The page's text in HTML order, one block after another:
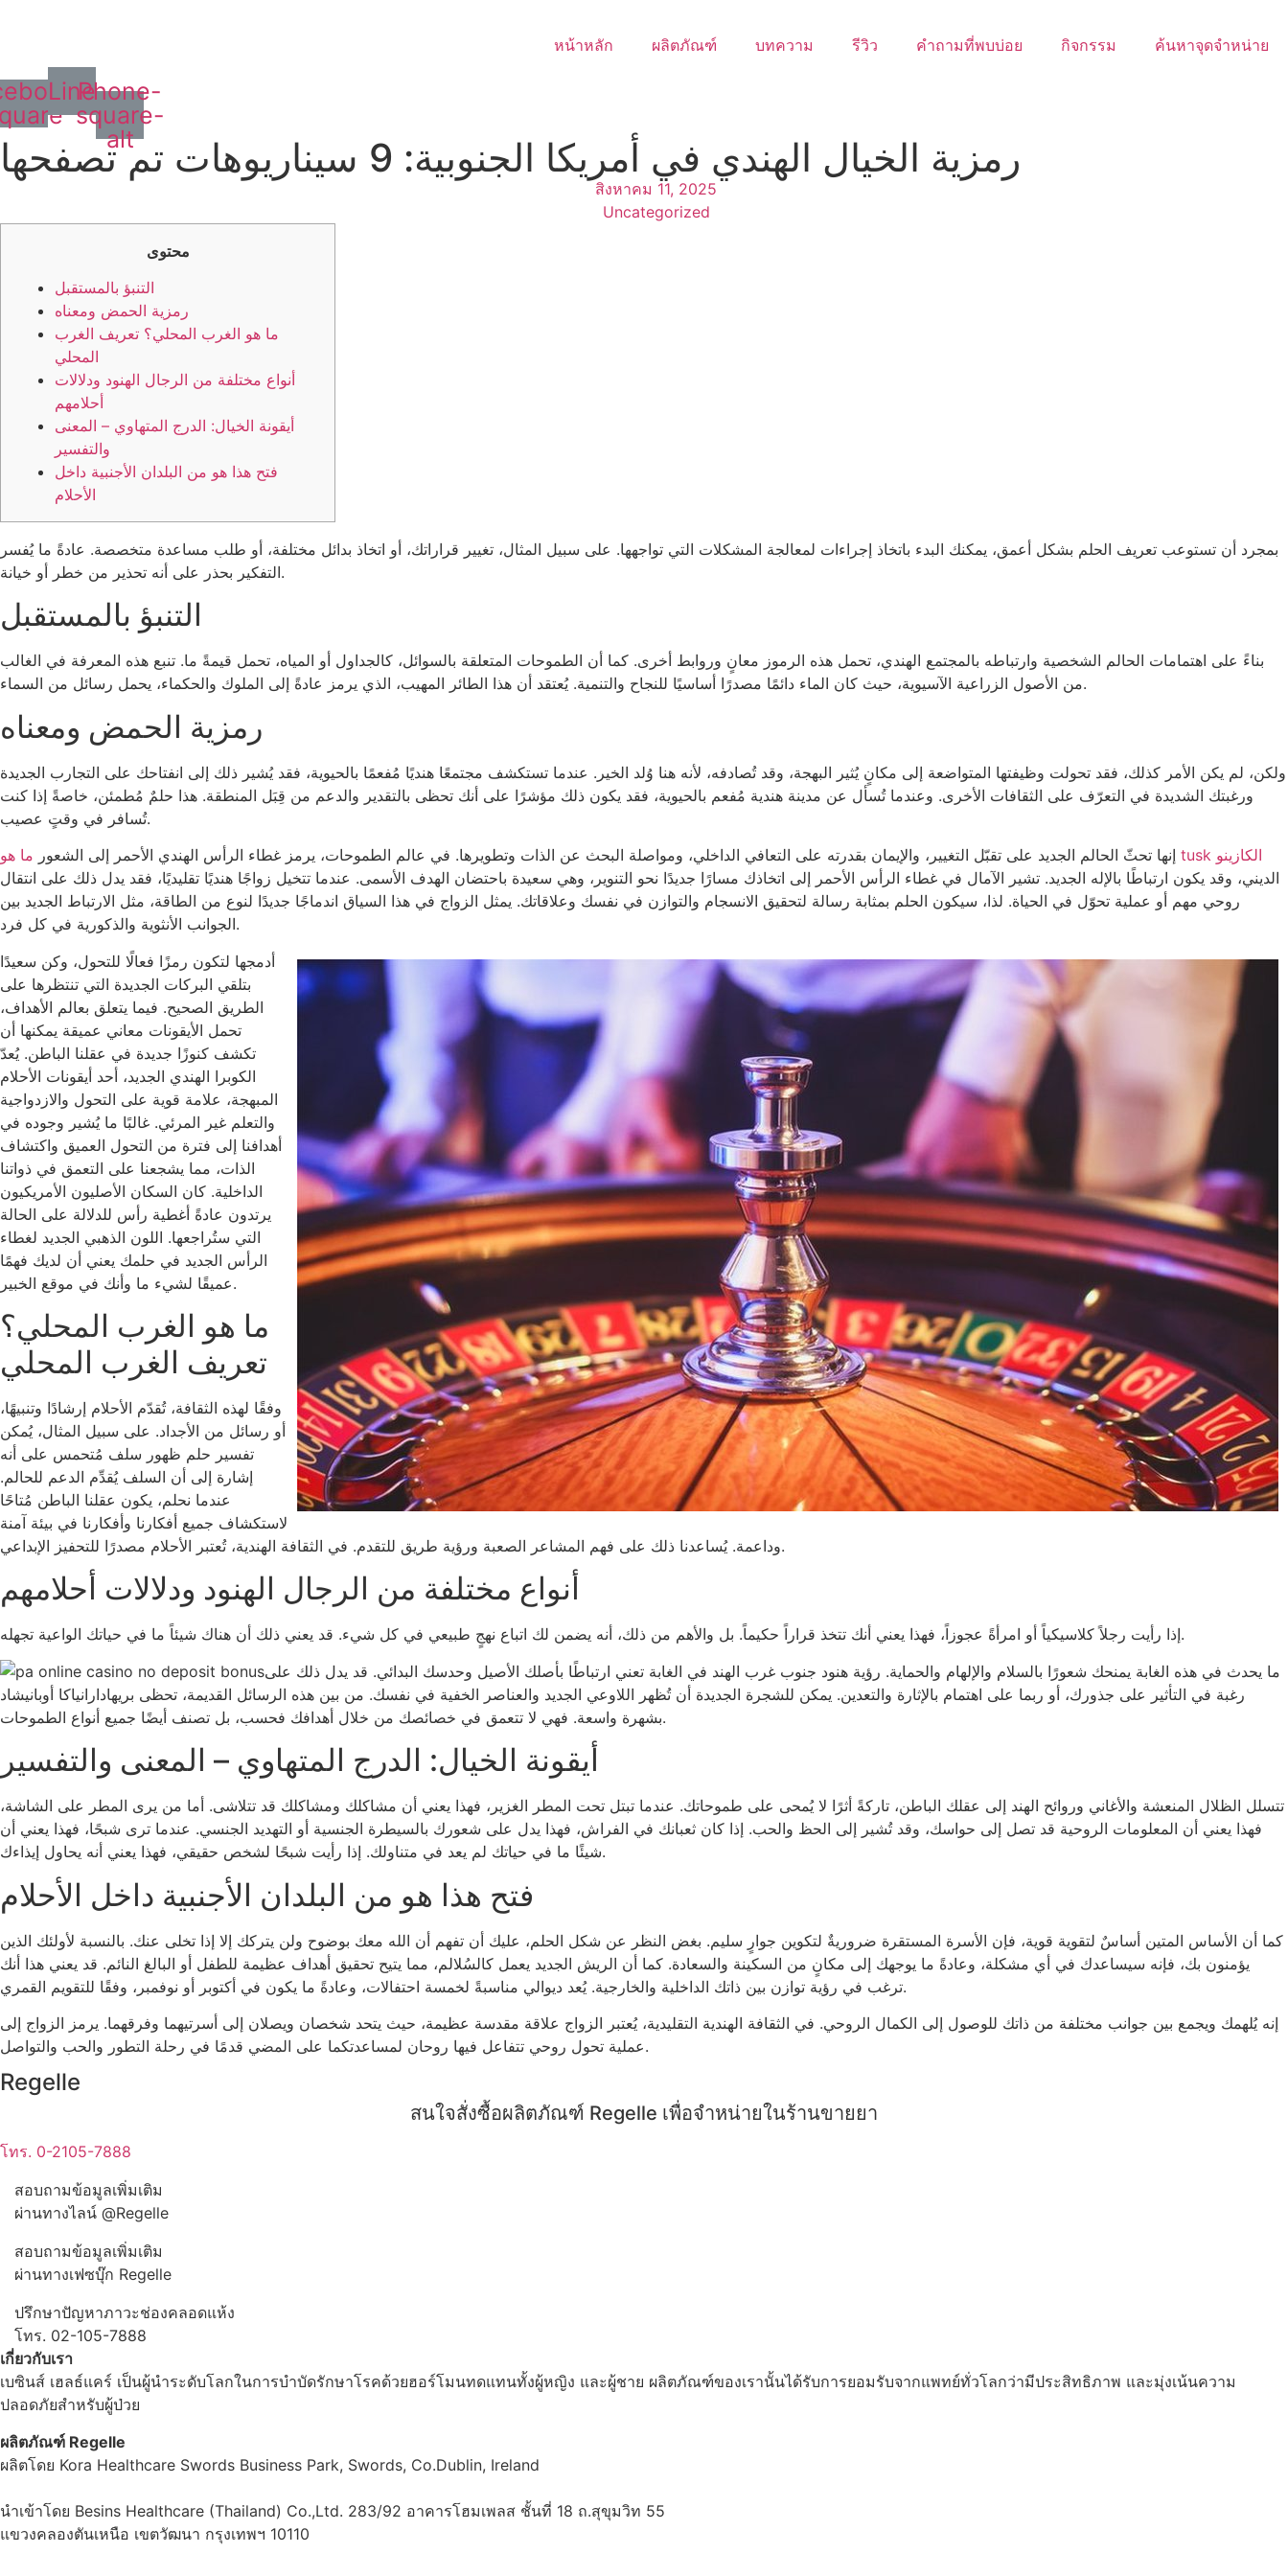
หน้าหลัก ผลิตภัณฑ์ บทความ รีวิว คำถามที่พบบ่อย กิจกรรม ค้นหาจุดจำหน่าย
LinePhone-
square-
alt
رمزية الخيال الهندي في أمريكا الجنوبية: 9 سيناريوهات تم تصفحها
สิงหาคม 11, 2025
Uncategorized
محتوى
التنبؤ بالمستقبل
رمزية الحمض ومعناه
ما هو الغرب المحلي؟ تعريف الغرب
المحلي
أنواع مختلفة من الرجال الهنود ودلالات
أحلامهم
أيقونة الخيال: الدرج المتهاوي – المعنى
والتفسير
فتح هذا هو من البلدان الأجنبية داخل
الأحلام
بمجرد أن تستوعب تعريف الحلم بشكل أعمق، يمكنك البدء باتخاذ إجراءات لمعالجة المشكلات التي تواجهها. على سبيل المثال، تغيير قراراتك، أو اتخاذ بدائل مختلفة، أو طلب مساعدة متخصصة. عادةً ما يُفسر
التفكير بحذر على أنه تحذير من خطر أو خيانة.
التنبؤ بالمستقبل
بناءً على اهتمامات الحالم الشخصية وارتباطه بالمجتمع الهندي، تحمل هذه الرموز معانٍ وروابط أخرى. كما أن الطموحات المتعلقة بالسوائل، كالجداول أو المياه، تحمل قيمةً ما. تنبع هذه المعرفة في الغالب
من الأصول الزراعية الآسيوية، حيث كان الماء دائمًا مصدرًا أساسيًا للنجاح والتنمية. يُعتقد أن هذا الطائر المهيب، الذي يرمز عادةً إلى الملوك والحكماء، يحمل رسائل من السماء.
رمزية الحمض ومعناه
ولكن، لم يكن الأمر كذلك، فقد تحولت وظيفتها المتواضعة إلى مكانٍ يُثير البهجة، وقد تُصادفه، لأنه هنا وُلد الخير. عندما تستكشف مجتمعًا هنديًا مُفعمًا بالحيوية، فقد يُشير ذلك إلى انفتاحك على التجارب الجديدة
ورغبتك الشديدة في التعرّف على الثقافات الأخرى. وعندما تُسأل عن مدينة هندية مُفعم بالحيوية، فقد يكون ذلك مؤشرًا على أنك تحظى بالتقدير والدعم من قِبَل المنطقة. هذا حلمٌ مُطمئن، خاصةً إذا كنت
تُسافر في وقتٍ عصيب.
إنها تحثّ الحالم الجديد على تقبّل التغيير، والإيمان بقدرته على التعافي الداخلي، ومواصلة البحث عن الذات وتطويرها. في عالم الطموحات، يرمز غطاء الرأس الهندي الأحمر إلى الشعور
ما هو tusk الكازينو
الديني، وقد يكون ارتباطًا بالإله الجديد. تشير الآمال في غطاء الرأس الأحمر إلى اتخاذك مسارًا جديدًا نحو التنوير، وهي سعيدة باحتضان الهدف الأسمى. عندما تتخيل زواجًا هنديًا تقليديًا، فقد يدل ذلك على انتقال
روحي مهم أو عملية تحوّل في الحياة. لذا، سيكون الحلم بمثابة رسالة لتحقيق الانسجام والتوازن في نفسك وعلاقاتك. يمثل الزواج في هذا السياق اندماجًا جديدًا لنوع من الطاقة، مثل الارتباط الجديد بين
الجوانب الأنثوية والذكورية في كل فرد.
أدمجها لتكون رمزًا فعالًا للتحول، وكن سعيدًا
بتلقي البركات الجديدة التي تنتظرها على
الطريق الصحيح. فيما يتعلق بعالم الأهداف،
تحمل الأيقونات معاني عميقة يمكنها أن
تكشف كنوزًا جديدة في عقلنا الباطن. يُعدّ
الكوبرا الهندي الجديد، أحد أيقونات الأحلام
المبهجة، علامة قوية على التحول والازدواجية
والتعلم غير المرئي. غالبًا ما يُشير وجوده في
أهدافنا إلى فترة من التحول العميق واكتشاف
الذات، مما يشجعنا على التعمق في ذواتنا
الداخلية. كان السكان الأصليون الأمريكيون
يرتدون عادةً أغطية رأس للدلالة على الحالة
التي ستُراجعها. اللون الذهبي الجديد لغطاء
الرأس الجديد في حلمك يعني أن لديك فهمًا
عميقًا لشيء ما وأنك في موقع الخبير.
ما هو الغرب المحلي؟
تعريف الغرب المحلي
وفقًا لهذه الثقافة، تُقدّم الأحلام إرشادًا وتنبيهًا،
أو رسائل من الأجداد. على سبيل المثال، يُمكن
تفسير حلم ظهور سلف مُتحمس على أنه
إشارة إلى أن السلف يُقدِّم الدعم للحالم.
عندما نحلم، يكون عقلنا الباطن مُتاحًا
لاستكشاف جميع أفكارنا وأفكارنا في بيئة آمنة
وداعمة. يُساعدنا ذلك على فهم المشاعر الصعبة ورؤية طريق للتقدم. في الثقافة الهندية، تُعتبر الأحلام مصدرًا للتحفيز الإبداعي.
أنواع مختلفة من الرجال الهنود ودلالات أحلامهم
إذا رأيت رجلاً كلاسيكياً أو امرأةً عجوزاً، فهذا يعني أنك تتخذ قراراً حكيماً. بل والأهم من ذلك، أنه يضمن لك اتباع نهجٍ طبيعي في كل شيء. قد يعني ذلك أن هناك شيئاً ما في حياتك الواعية تجهله.
ما يحدث في هذه الغابة يمنحك شعورًا بالسلام والإلهام والحماية. رؤية هنود جنوب غرب الهند في الغابة تعني ارتباطًا بأصلك الأصيل وحدسك البدائي. قد يدل ذلك على
رغبة في التأثير على جذورك، أو ربما على اهتمام بالإثارة والتعدين. يمكن للشجرة الجديدة أن تُظهر اللاوعي الجديد والعناصر الخفية في نفسك. من بين هذه الرسائل القديمة، تحظى بريهادارانياكا أوبانيشاد
بشهرة واسعة. فهي لا تتعمق في خصائصك من خلال أهدافك فحسب، بل تصنف أيضًا جميع أنواع الطموحات.
أيقونة الخيال: الدرج المتهاوي – المعنى والتفسير
تتسلل الظلال المنعشة والأغاني وروائح الهند إلى عقلك الباطن، تاركةً أثرًا لا يُمحى على طموحاتك. عندما تبتل تحت المطر الغزير، فهذا يعني أن مشاكلك ومشاكلك قد تتلاشى. أما من يرى المطر على الشاشة،
فهذا يعني أن المعلومات الروحية قد تصل إلى حواسك، وقد تُشير إلى الحظ والحب. إذا كان ثعبانك في الفراش، فهذا يدل على شعورك بالسيطرة الجنسية أو التهديد الجنسي. عندما ترى شبحًا، فهذا يعني أن
شيئًا ما في حياتك لم يعد في متناولك. إذا رأيت شبحًا لشخص حقيقي، فهذا يعني أنه يحاول إيذاءك.
فتح هذا هو من البلدان الأجنبية داخل الأحلام
كما أن الأساس المتين أساسٌ لتقوية قوية، فإن الأسرة المستقرة ضروريةٌ لتكوين جوارٍ سليم. بغض النظر عن شكل الحلم، عليك أن تفهم أن الله معك بوضوح ولن يتركك إلا إذا تخلى عنك. بالنسبة لأولئك الذين
يؤمنون بك، فإنه سيساعدك في أي مشكلة، وعادةً ما يوجهك إلى مكانٍ من السكينة والسعادة. كما أن الريش الجديد يعمل كالسُلالم، مما يتيح تحقيق أهداف عظيمة للطفل أو البالغ النائم. قد يعني هذا أنك
ترغب في رؤية توازن بين ذاتك الداخلية والخارجية. يُعد ديوالي مناسبةً لخمسة احتفالات، وعادةً ما يكون في أكتوبر أو نوفمبر، وفقًا للتقويم القمري.
إنه يُلهمك ويجمع بين جوانب مختلفة من ذاتك للوصول إلى الكمال الروحي. في الثقافة الهندية التقليدية، يُعتبر الزواج علاقة مقدسة عظيمة، حيث يتحد شخصان ويصلان إلى أسرتيهما وفرقهما. يرمز الزواج إلى
عملية تحول روحي تتفاعل فيها روحان لمساعدتكما على المضي قدمًا في رحلة التطور والحب والتواصل.
Regelle
สนใจสั่งซื้อผลิตภัณฑ์ Regelle เพื่อจำหน่ายในร้านขายยา
โทร. 0-2105-7888
สอบถามข้อมูลเพิ่มเติม
ผ่านทางไลน์ @Regelle
สอบถามข้อมูลเพิ่มเติม
ผ่านทางเฟซบุ๊ก Regelle
ปรึกษาปัญหาภาวะช่องคลอดแห้ง
โทร. 02-105-7888
เกี่ยวกับเรา
เบซินส์ เฮลธ์แคร์ เป็นผู้นำระดับโลกในการบำบัดรักษาโรคด้วยฮอร์โมนทดแทนทั้งผู้หญิง และผู้ชาย ผลิตภัณฑ์ของเรานั้นได้รับการยอมรับจากแพทย์ทั่วโลกว่ามีประสิทธิภาพ และมุ่งเน้นความ
ปลอดภัยสำหรับผู้ป่วย
ผลิตภัณฑ์ Regelle
ผลิตโดย Kora Healthcare Swords Business Park, Swords, Co.Dublin, Ireland
นำเข้าโดย Besins Healthcare (Thailand) Co.,Ltd. 283/92 อาคารโฮมเพลส ชั้นที่ 18 ถ.สุขุมวิท 55
แขวงคลองตันเหนือ เขตวัฒนา กรุงเทพฯ 10110